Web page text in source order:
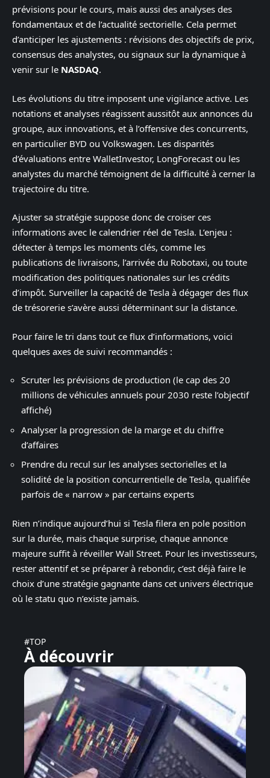
prévisions pour le cours, mais aussi des analyses des
fondamentaux et de l’actualité sectorielle. Cela permet
d’anticiper les ajustements : révisions des objectifs de prix,
consensus des analystes, ou signaux sur la dynamique à
venir sur le NASDAQ.
Les évolutions du titre imposent une vigilance active. Les
notations et analyses réagissent aussitôt aux annonces du
groupe, aux innovations, et à l’offensive des concurrents,
en particulier BYD ou Volkswagen. Les disparités
d’évaluations entre WalletInvestor, LongForecast ou les
analystes du marché témoignent de la difficulté à cerner la
trajectoire du titre.
Ajuster sa stratégie suppose donc de croiser ces
informations avec le calendrier réel de Tesla. L’enjeu :
détecter à temps les moments clés, comme les
publications de livraisons, l’arrivée du Robotaxi, ou toute
modification des politiques nationales sur les crédits
d’impôt. Surveiller la capacité de Tesla à dégager des flux
de trésorerie s’avère aussi déterminant sur la distance.
Pour faire le tri dans tout ce flux d’informations, voici
quelques axes de suivi recommandés :
Scruter les prévisions de production (le cap des 20
millions de véhicules annuels pour 2030 reste l’objectif
affiché)
Analyser la progression de la marge et du chiffre
d’affaires
Prendre du recul sur les analyses sectorielles et la
solidité de la position concurrentielle de Tesla, qualifiée
parfois de « narrow » par certains experts
Rien n’indique aujourd’hui si Tesla filera en pole position
sur la durée, mais chaque surprise, chaque annonce
majeure suffit à réveiller Wall Street. Pour les investisseurs,
rester attentif et se préparer à rebondir, c’est déjà faire le
choix d’une stratégie gagnante dans cet univers électrique
où le statu quo n’existe jamais.
#TOP
À découvrir